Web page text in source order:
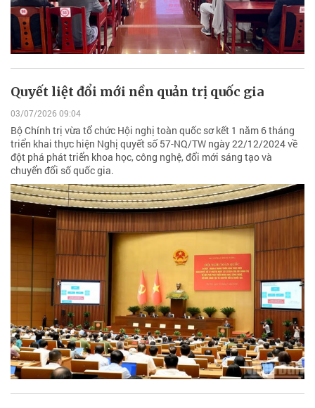
Quyết liệt đổi mới nền quản trị quốc gia
03/07/2026 09:04
Bộ Chính trị vừa tổ chức Hội nghị toàn quốc sơ kết 1 năm 6 tháng
triển khai thực hiện Nghị quyết số 57-NQ/TW ngày 22/12/2024 về
đột phá phát triển khoa học, công nghệ, đổi mới sáng tạo và
chuyển đổi số quốc gia.